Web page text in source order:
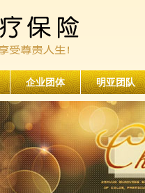
企业团体 明亚团队